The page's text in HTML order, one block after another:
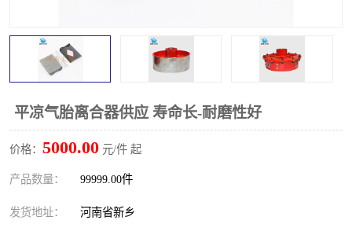
平凉气胎离合器供应 寿命长-耐磨性好
价格： 5000.00 元/件 起
产品数量： 99999.00件
发货地址： 河南省新乡